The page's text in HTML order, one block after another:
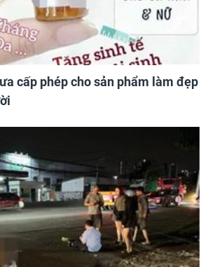
cấp phép cho sản phẩm làm đẹp